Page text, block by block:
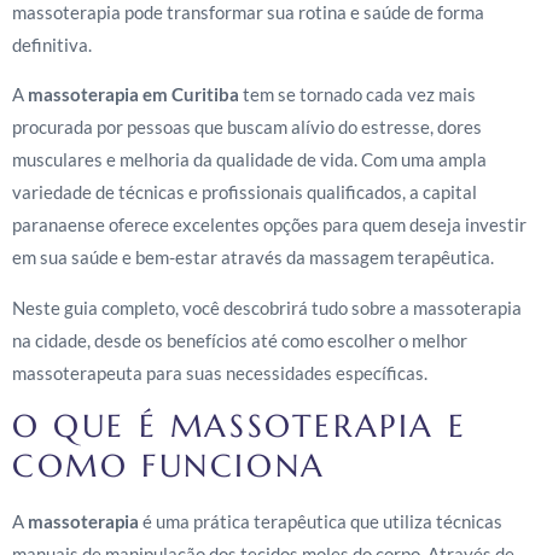
massoterapia pode transformar sua rotina e saúde de forma
definitiva.
A massoterapia em Curitiba tem se tornado cada vez mais
procurada por pessoas que buscam alívio do estresse, dores
musculares e melhoria da qualidade de vida. Com uma ampla
variedade de técnicas e profissionais qualificados, a capital
paranaense oferece excelentes opções para quem deseja investir
em sua saúde e bem-estar através da massagem terapêutica.
Neste guia completo, você descobrirá tudo sobre a massoterapia
na cidade, desde os benefícios até como escolher o melhor
massoterapeuta para suas necessidades específicas.
O QUE É MASSOTERAPIA E
COMO FUNCIONA
A massoterapia é uma prática terapêutica que utiliza técnicas